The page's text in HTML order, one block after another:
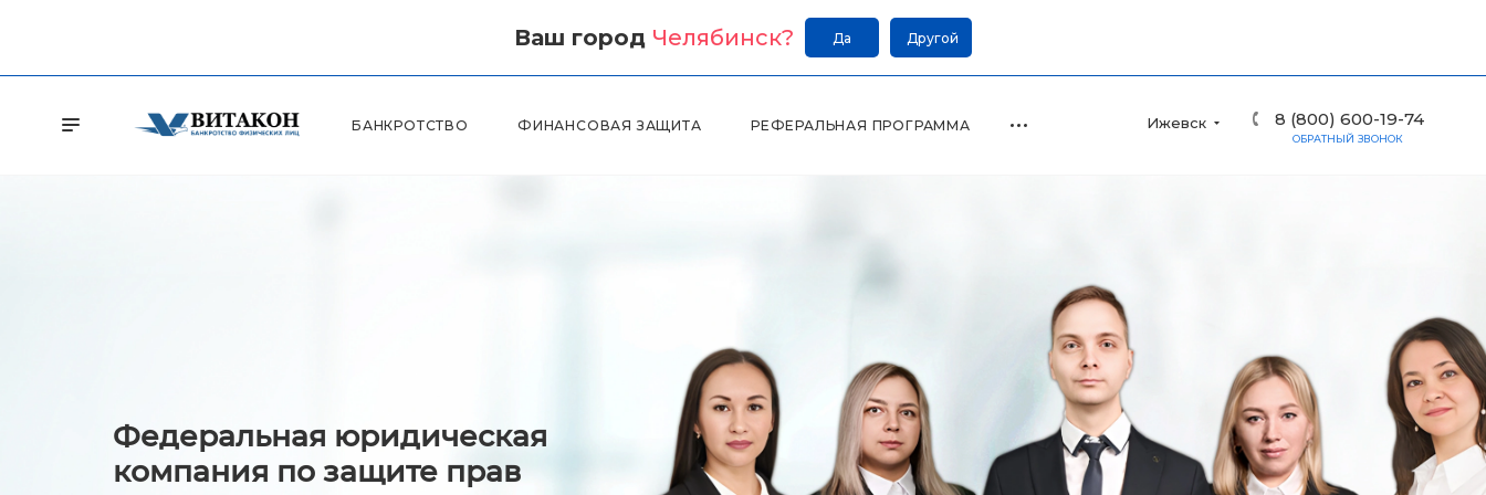
Ваш город Челябинск? Да Другой
Ижевск 8 (800) 600-19-74
БАНКРОТСТВО ФИНАНСОВАЯ ЗАЩИТА РЕФЕРАЛЬНАЯ ПРОГРАММА
ОБРАТНЫЙ ЗВОНОК
Федеральная юридическая
компания по защите прав